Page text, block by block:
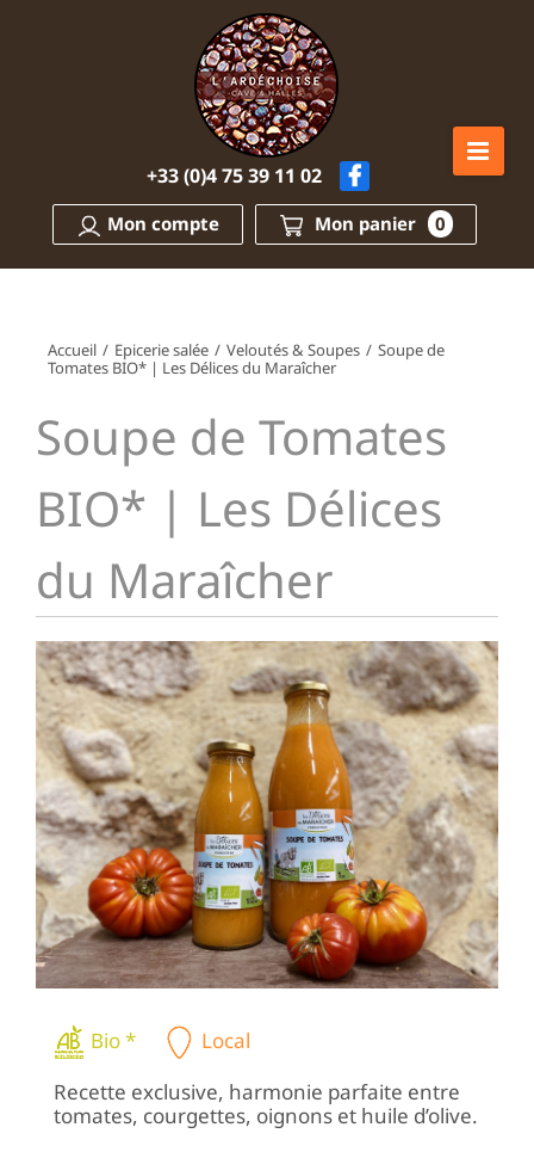
+33 (0)4 75 39 11 02
Mon compte Mon panier 0
Accueil / Epicerie salée / Veloutés & Soupes / Soupe de
Tomates BIO* | Les Délices du Maraîcher
Soupe de Tomates
BIO* | Les Délices
du Maraîcher
Bio *
Local
Recette exclusive, harmonie parfaite entre
tomates, courgettes, oignons et huile d’olive.